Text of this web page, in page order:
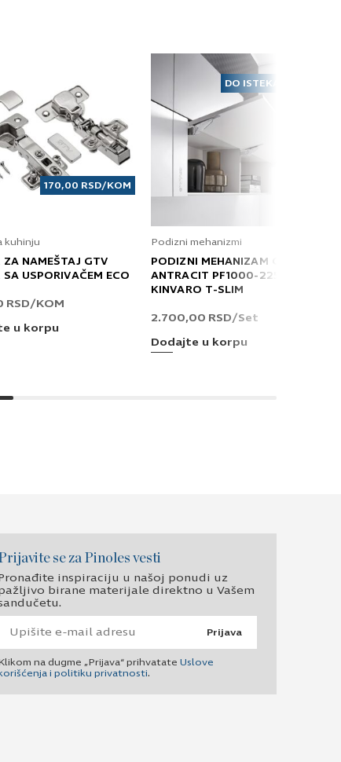
170,00 RSD/KOM
kuhinju
ZA NAMEŠTAJ GTV
SA USPORIVAČEM ECO
RSD/KOM
u korpu
DO ISTEKA ZALIHA
Podizni mehanizmi
PODIZNI MEHANIZAM GRASS
ANTRACIT PF1000-2250 T
KINVARO T-SLIM
2.700,00 RSD/Set
Dodajte u korpu
se za Pinoles vesti
inspiraciju u našoj ponudi uz
birane materijale direktno u Vašem
Prijava
na dugme „Prijava“ prihvatate Uslove
i politiku privatnosti.